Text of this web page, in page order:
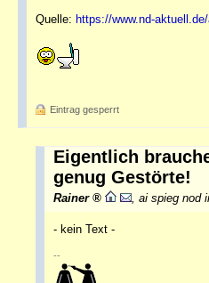
Quelle: https://www.nd-
Eintrag gesperrt
Eigentlich
genug Gestörte!
Rainer , ai spieg nod
- kein Text -
--